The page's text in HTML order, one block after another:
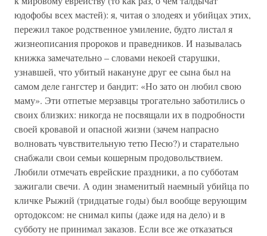
юдофобы всех мастей): я, читая о злодеях и убийцах этих,
пережил такое родственное умиление, будто листал я
жизнеописания пророков и праведников. И называлась
книжка замечательно – словами некоей старушки,
узнавшей, что убитый накануне друг ее сына был на
самом деле гангстер и бандит: «Но зато он любил свою
маму». Эти отпетые мерзавцы трогательно заботились о
своих близких: никогда не посвящали их в подробности
своей кровавой и опасной жизни (зачем напрасно
волновать чувствительную тетю Песю?) и старательно
снабжали свои семьи кошерным продовольствием.
Любили отмечать еврейские праздники, а по субботам
зажигали свечи. А один знаменитый наемный убийца по
кличке Рыжий (тридцатые годы) был вообще верующим
ортодоксом: не снимал кипы (даже идя на дело) и в
субботу не принимал заказов. Если все же отказаться